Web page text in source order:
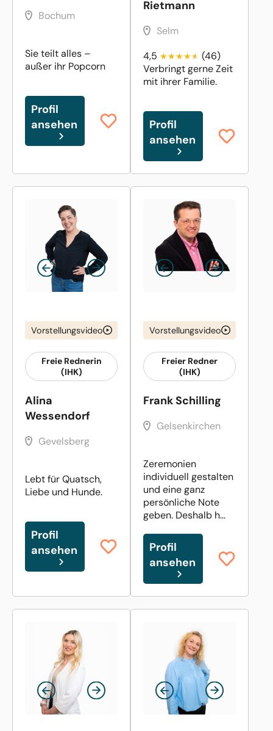
Bochum
Sie teilt alles –
außer ihr Popcorn
Profil
ansehen
Rietmann
Selm
4,5
(46)
Verbringt gerne Zeit
mit ihrer Familie.
Profil
ansehen
Vorstellungsvideo
Freie Rednerin
(IHK)
Alina
Wessendorf
Gevelsberg
Lebt für Quatsch,
Liebe und Hunde.
Profil
ansehen
Vorstellungsvideo
Freier Redner
(IHK)
Frank Schilling
Gelsenkirchen
Zeremonien
individuell gestalten
und eine ganz
persönliche Note
geben. Deshalb h...
Profil
ansehen